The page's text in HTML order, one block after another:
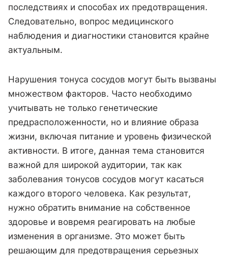
последствиях и способах их предотвращения.
Следовательно, вопрос медицинского
наблюдения и диагностики становится крайне
актуальным.
Нарушения тонуса сосудов могут быть вызваны
множеством факторов. Часто необходимо
учитывать не только генетические
предрасположенности, но и влияние образа
жизни, включая питание и уровень физической
активности. В итоге, данная тема становится
важной для широкой аудитории, так как
заболевания тонусов сосудов могут касаться
каждого второго человека. Как результат,
нужно обратить внимание на собственное
здоровье и вовремя реагировать на любые
изменения в организме. Это может быть
решающим для предотвращения серьезных